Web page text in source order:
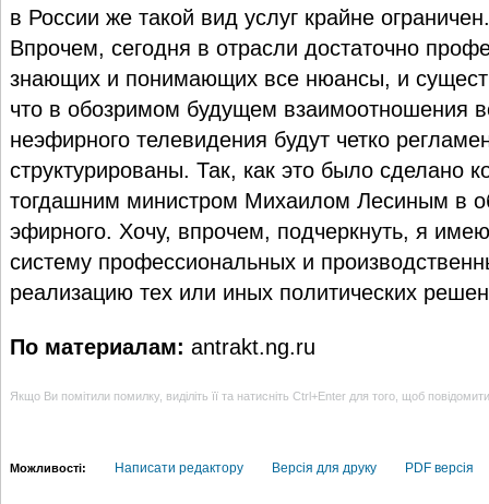
в России же такой вид услуг крайне ограничен.
Впрочем, сегодня в отрасли достаточно
знающих и понимающих все нюансы, и
что в обозримом будущем взаимоотношения
неэфирного телевидения будут четко
структурированы. Так, как это было сделано
тогдашним министром Михаилом Лесиным в
эфирного. Хочу, впрочем, подчеркнуть, я
систему профессиональных и
реализацию тех или иных политических
По материалам: antrakt.ng.ru
Якщо Ви помітили помилку, виділіть її та натисніть Ctrl+Enter для того, щоб
Можливості: Написати редактору Версія для друку PDF версія